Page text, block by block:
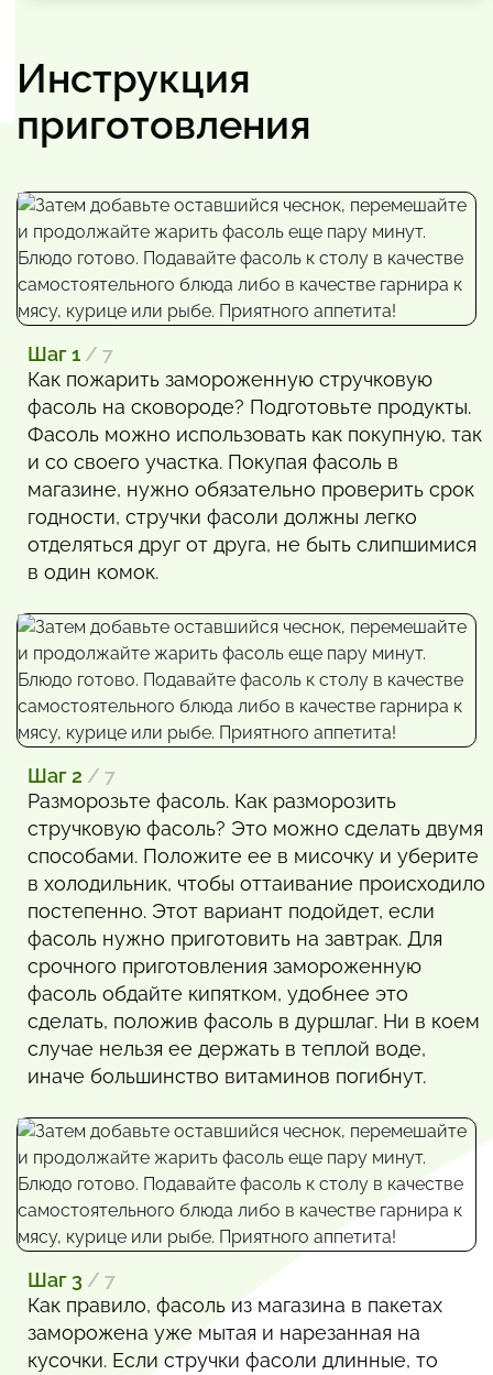
Инструкция
приготовления
Шаг 1 / 7
Как пожарить замороженную стручковую
фасоль на сковороде? Подготовьте продукты.
Фасоль можно использовать как покупную, так
и со своего участка. Покупая фасоль в
магазине, нужно обязательно проверить срок
годности, стручки фасоли должны легко
отделяться друг от друга, не быть слипшимися
в один комок.
Шаг 2 / 7
Разморозьте фасоль. Как разморозить
стручковую фасоль? Это можно сделать двумя
способами. Положите ее в мисочку и уберите
в холодильник, чтобы оттаивание происходило
постепенно. Этот вариант подойдет, если
фасоль нужно приготовить на завтрак. Для
срочного приготовления замороженную
фасоль обдайте кипятком, удобнее это
сделать, положив фасоль в дуршлаг. Ни в коем
случае нельзя ее держать в теплой воде,
иначе большинство витаминов погибнут.
Шаг 3 / 7
Как правило, фасоль из магазина в пакетах
заморожена уже мытая и нарезанная на
кусочки. Если стручки фасоли длинные, то